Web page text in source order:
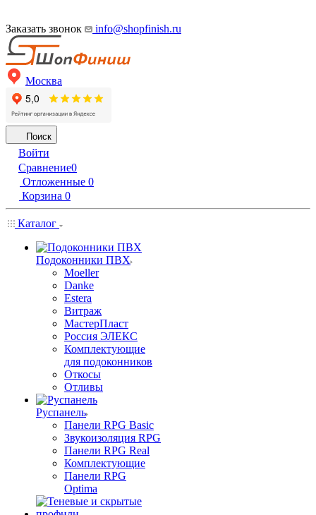
Заказать звонок info@shopfinish.ru
Москва
Поиск
Войти
Сравнение0
Отложенные 0
Корзина 0
Каталог
Подоконники ПВХ
Moeller
Danke
Estera
Витраж
МастерПласт
Россия ЭЛЕКС
Комплектующие
для подоконников
Откосы
Отливы
Руспанель
Панели RPG Basic
Звукоизоляция RPG
Панели RPG Real
Комплектующие
Панели RPG
Optima